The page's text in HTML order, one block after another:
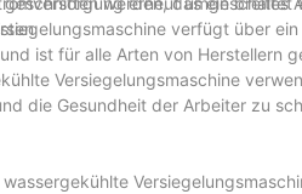
verfügt über
ist für alle Arten von Herstellern
Versiegelungsmaschine
die Gesundheit der Arbeiter zu